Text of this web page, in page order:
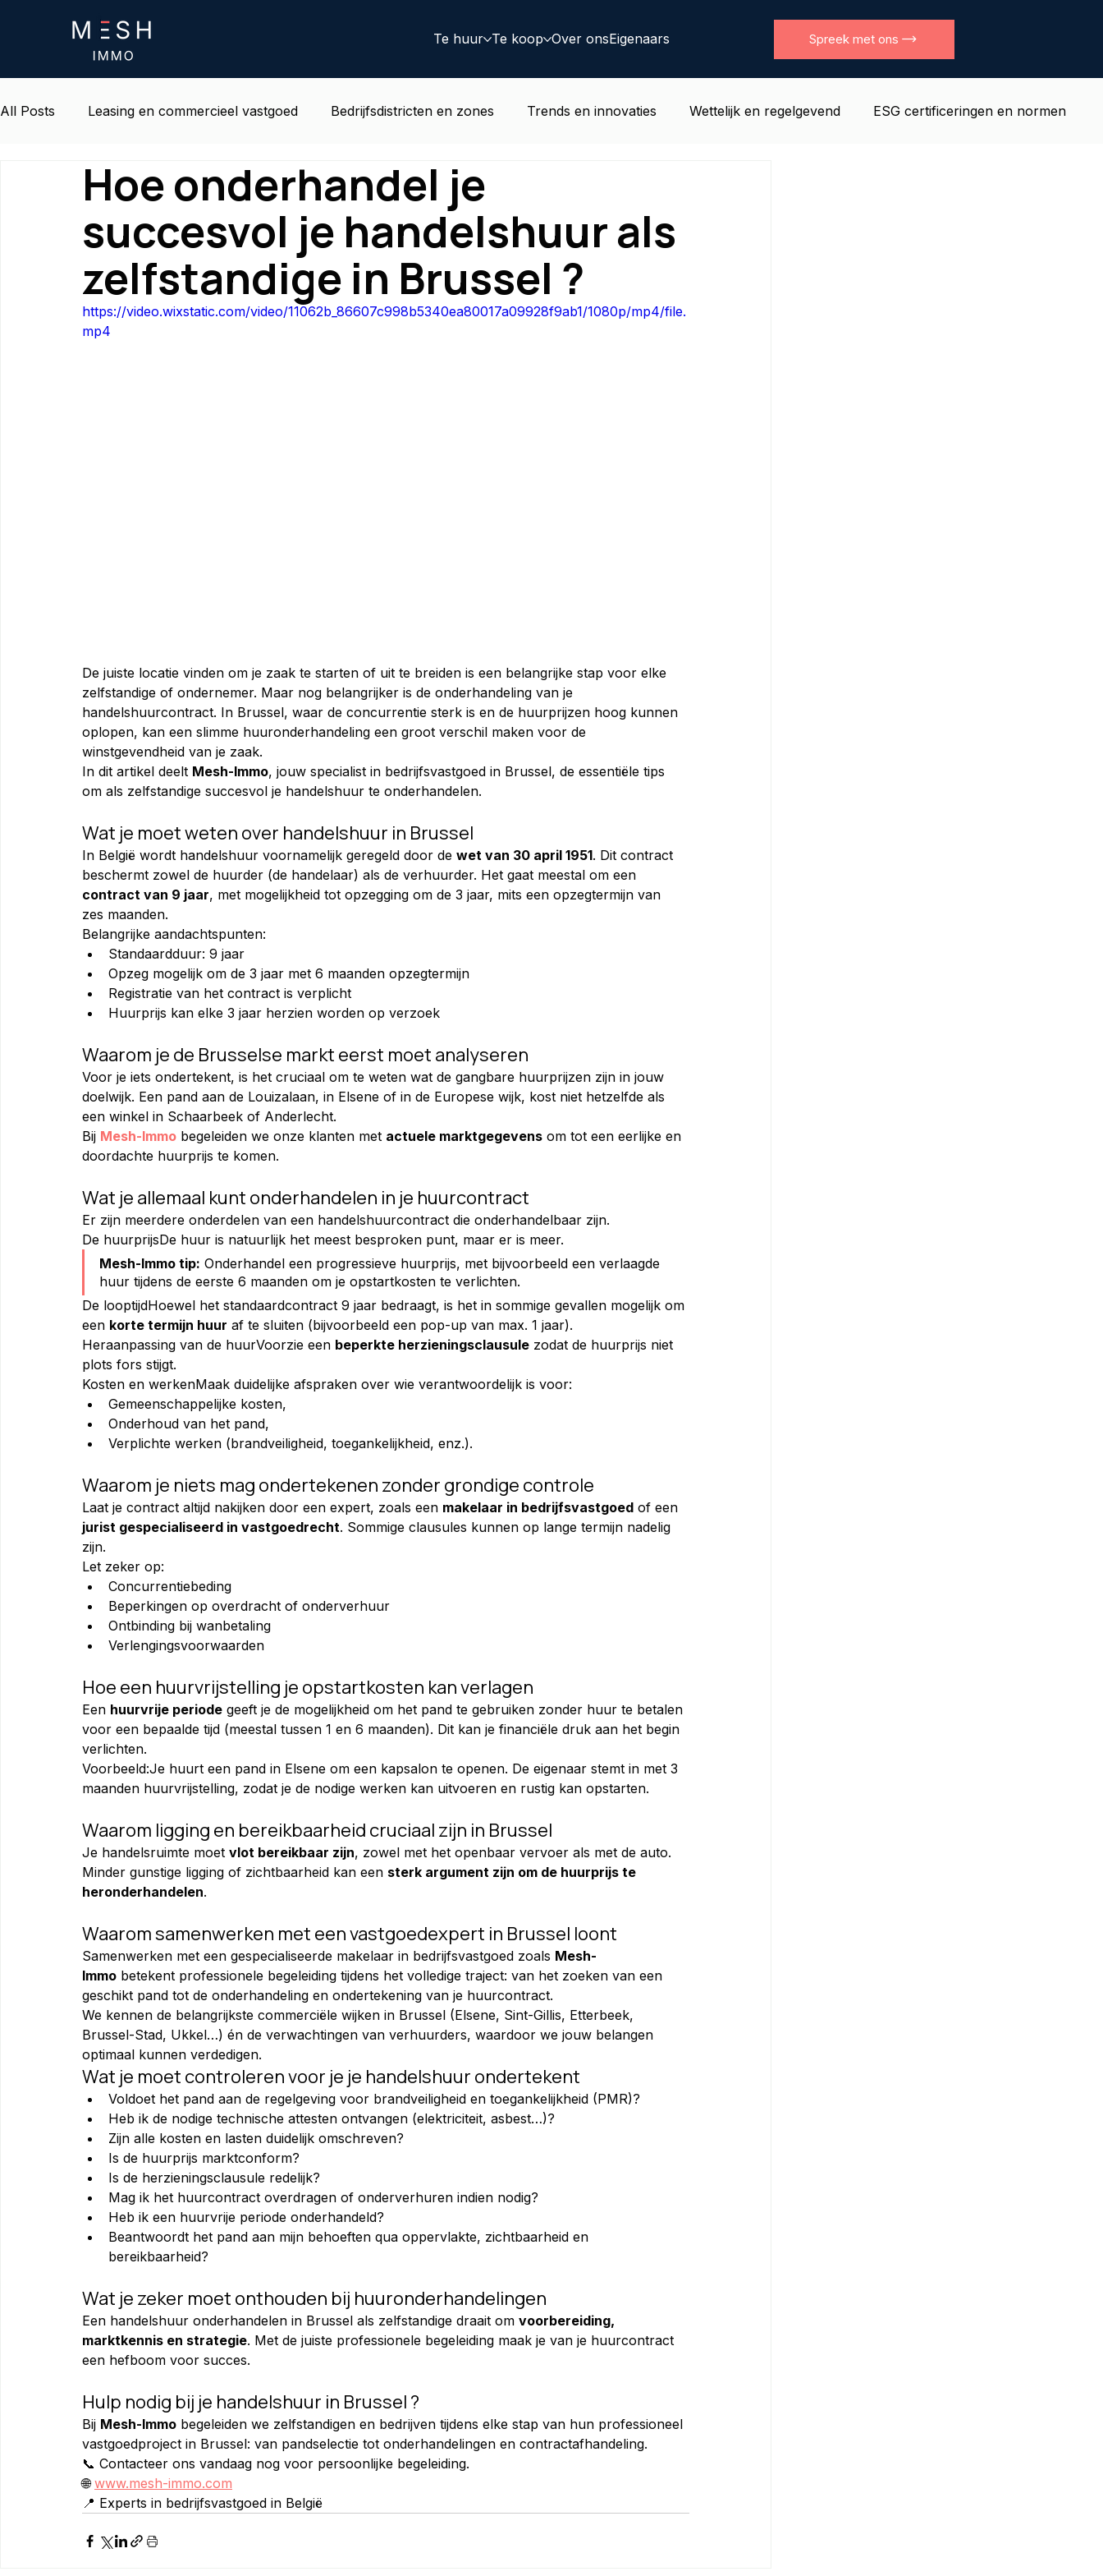
Te huur Te koop Over onsEigenaars Spreek met ons
All Posts Leasing en commercieel vastgoed Bedrijfsdistricten en zones Trends en innovaties Wettelijk en regelgevend ESG certificeringen en normen
Leven en omgeving op het werk Belgisch onroerend goed nieuws
Hoe onderhandel je
succesvol je handelshuur als
zelfstandige in Brussel ?
https://video.wixstatic.com/video/11062b_86607c998b5340ea80017a09928f9ab1/1080p/mp4/file.
mp4
De juiste locatie vinden om je zaak te starten of uit te breiden is een belangrijke stap voor elke
zelfstandige of ondernemer. Maar nog belangrijker is de onderhandeling van je
handelshuurcontract. In Brussel, waar de concurrentie sterk is en de huurprijzen hoog kunnen
oplopen, kan een slimme huuronderhandeling een groot verschil maken voor de
winstgevendheid van je zaak.
In dit artikel deelt Mesh-Immo, jouw specialist in bedrijfsvastgoed in Brussel, de essentiële tips
om als zelfstandige succesvol je handelshuur te onderhandelen.
Wat je moet weten over handelshuur in Brussel
In België wordt handelshuur voornamelijk geregeld door de wet van 30 april 1951. Dit contract
beschermt zowel de huurder (de handelaar) als de verhuurder. Het gaat meestal om een
contract van 9 jaar, met mogelijkheid tot opzegging om de 3 jaar, mits een opzegtermijn van
zes maanden.
Belangrijke aandachtspunten:
Standaardduur: 9 jaar
Opzeg mogelijk om de 3 jaar met 6 maanden opzegtermijn
Registratie van het contract is verplicht
Huurprijs kan elke 3 jaar herzien worden op verzoek
Waarom je de Brusselse markt eerst moet analyseren
Voor je iets ondertekent, is het cruciaal om te weten wat de gangbare huurprijzen zijn in jouw
doelwijk. Een pand aan de Louizalaan, in Elsene of in de Europese wijk, kost niet hetzelfde als
een winkel in Schaarbeek of Anderlecht.
Bij Mesh-Immo begeleiden we onze klanten met actuele marktgegevens om tot een eerlijke en
doordachte huurprijs te komen.
Wat je allemaal kunt onderhandelen in je huurcontract
Er zijn meerdere onderdelen van een handelshuurcontract die onderhandelbaar zijn.
De huurprijsDe huur is natuurlijk het meest besproken punt, maar er is meer.
Mesh-Immo tip: Onderhandel een progressieve huurprijs, met bijvoorbeeld een verlaagde
huur tijdens de eerste 6 maanden om je opstartkosten te verlichten.
De looptijdHoewel het standaardcontract 9 jaar bedraagt, is het in sommige gevallen mogelijk om
een korte termijn huur af te sluiten (bijvoorbeeld een pop-up van max. 1 jaar).
Heraanpassing van de huurVoorzie een beperkte herzieningsclausule zodat de huurprijs niet
plots fors stijgt.
Kosten en werkenMaak duidelijke afspraken over wie verantwoordelijk is voor:
Gemeenschappelijke kosten,
Onderhoud van het pand,
Verplichte werken (brandveiligheid, toegankelijkheid, enz.).
Waarom je niets mag ondertekenen zonder grondige controle
Laat je contract altijd nakijken door een expert, zoals een makelaar in bedrijfsvastgoed of een
jurist gespecialiseerd in vastgoedrecht. Sommige clausules kunnen op lange termijn nadelig
zijn.
Let zeker op:
Concurrentiebeding
Beperkingen op overdracht of onderverhuur
Ontbinding bij wanbetaling
Verlengingsvoorwaarden
Hoe een huurvrijstelling je opstartkosten kan verlagen
Een huurvrije periode geeft je de mogelijkheid om het pand te gebruiken zonder huur te betalen
voor een bepaalde tijd (meestal tussen 1 en 6 maanden). Dit kan je financiële druk aan het begin
verlichten.
Voorbeeld:Je huurt een pand in Elsene om een kapsalon te openen. De eigenaar stemt in met 3
maanden huurvrijstelling, zodat je de nodige werken kan uitvoeren en rustig kan opstarten.
Waarom ligging en bereikbaarheid cruciaal zijn in Brussel
Je handelsruimte moet vlot bereikbaar zijn, zowel met het openbaar vervoer als met de auto.
Minder gunstige ligging of zichtbaarheid kan een sterk argument zijn om de huurprijs te
heronderhandelen.
Waarom samenwerken met een vastgoedexpert in Brussel loont
Samenwerken met een gespecialiseerde makelaar in bedrijfsvastgoed zoals Mesh-
Immo betekent professionele begeleiding tijdens het volledige traject: van het zoeken van een
geschikt pand tot de onderhandeling en ondertekening van je huurcontract.
We kennen de belangrijkste commerciële wijken in Brussel (Elsene, Sint-Gillis, Etterbeek,
Brussel-Stad, Ukkel…) én de verwachtingen van verhuurders, waardoor we jouw belangen
optimaal kunnen verdedigen.
Wat je moet controleren voor je je handelshuur ondertekent
Voldoet het pand aan de regelgeving voor brandveiligheid en toegankelijkheid (PMR)?
Heb ik de nodige technische attesten ontvangen (elektriciteit, asbest…)?
Zijn alle kosten en lasten duidelijk omschreven?
Is de huurprijs marktconform?
Is de herzieningsclausule redelijk?
Mag ik het huurcontract overdragen of onderverhuren indien nodig?
Heb ik een huurvrije periode onderhandeld?
Beantwoordt het pand aan mijn behoeften qua oppervlakte, zichtbaarheid en
bereikbaarheid?
Wat je zeker moet onthouden bij huuronderhandelingen
Een handelshuur onderhandelen in Brussel als zelfstandige draait om voorbereiding,
marktkennis en strategie. Met de juiste professionele begeleiding maak je van je huurcontract
een hefboom voor succes.
Hulp nodig bij je handelshuur in Brussel ?
Bij Mesh-Immo begeleiden we zelfstandigen en bedrijven tijdens elke stap van hun professioneel
vastgoedproject in Brussel: van pandselectie tot onderhandelingen en contractafhandeling.
📞 Contacteer ons vandaag nog voor persoonlijke begeleiding.
🌐 www.mesh-immo.com
📍 Experts in bedrijfsvastgoed in België